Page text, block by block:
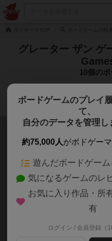
グレーター ザン ゲ
10個の
検
コンパイル
20～30分
ボードゲームのプレイ
て、
自分のデータを管理し
約75,000人がボドゲー
遊んだボードゲー
気になるゲームのレ
お気に入り作品・所
有
ログイン / 会員登録（